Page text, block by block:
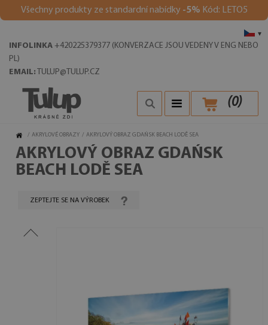
Všechny produkty ze standardní nabídky -5% Kód: LETO5
▾
INFOLINKA +420225379377 (KONVERZACE JSOU VEDENY V ENG NEBO
PL)
EMAIL: TULUP@TULUP.CZ
(0)
/ AKRYLOVÉ OBRAZY / AKRYLOVÝ OBRAZ GDAŃSK BEACH LODĚ SEA
AKRYLOVÝ OBRAZ GDAŃSK
BEACH LODĚ SEA
ZEPTEJTE SE NA VÝROBEK